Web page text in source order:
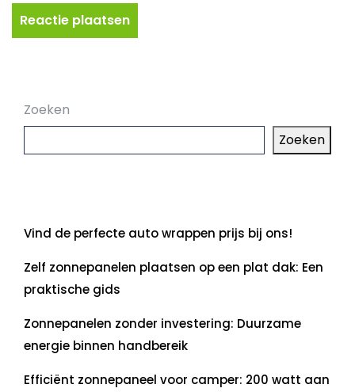
Zoeken
Zoeken
Vind de perfecte auto wrappen prijs bij ons!
Zelf zonnepanelen plaatsen op een plat dak: Een
praktische gids
Zonnepanelen zonder investering: Duurzame
energie binnen handbereik
Efficiënt zonnepaneel voor camper: 200 watt aan